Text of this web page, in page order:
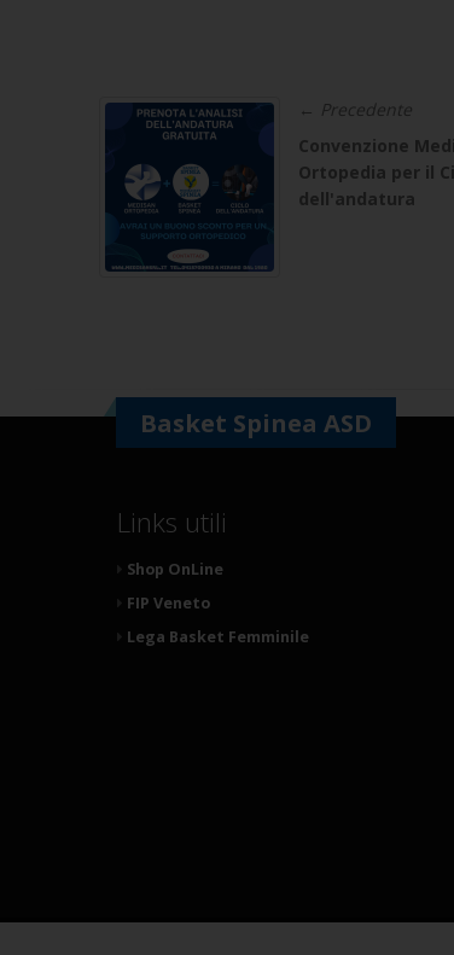
← Precedente
Convenzione
Ortopedia per il
dell'andatura
Basket Spinea ASD
Links utili
Shop OnLine
FIP Veneto
Lega Basket Femminile